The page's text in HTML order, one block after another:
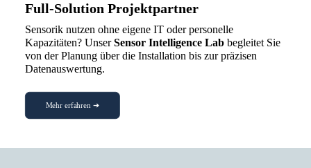
Full-Solution Projektpartner
Sensorik nutzen ohne eigene IT oder personelle
Kapazitäten? UnserSensor Intelligence Lab begleitet Sie
von der Planung über die Installation bis zur präzisen
Datenauswertung.
Mehr erfahren ➔